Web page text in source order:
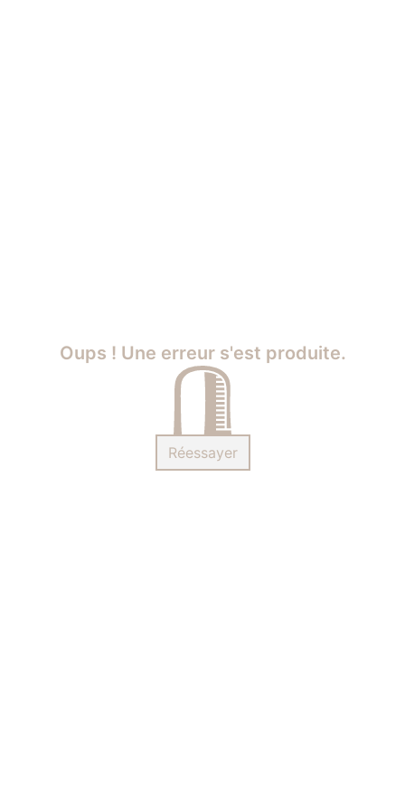
Oups ! Une erreur s'est produite.
Réessayer